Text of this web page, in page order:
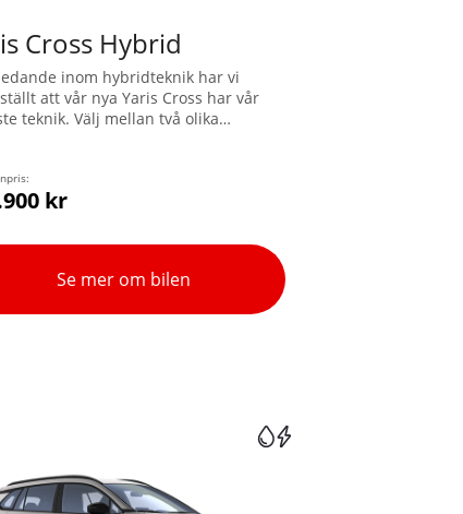
Cross Hybrid
inom hybridteknik har vi
att vår nya Yaris Cross har vår
teknik. Välj mellan två olika
intelligenta fyrhjulsdrift, AWD-i.
kr
Se mer om bilen